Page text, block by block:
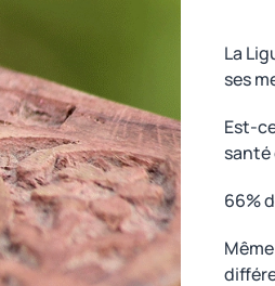
La
ses
Est-
santé
66%